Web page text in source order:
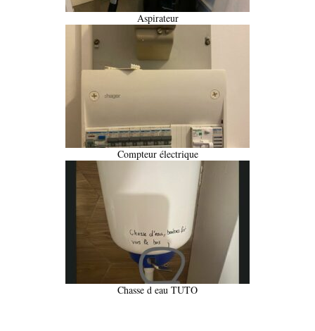
Aspirateur
Compteur électrique
Chasse d eau TUTO